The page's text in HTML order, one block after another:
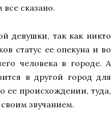
сказано.
девушки, так как никто
статус ее опекуна и во
человека в городе. А
в другой город для
ее происхождении, туда,
звучанием.